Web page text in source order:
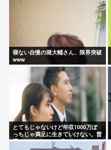
寝ない自慢の堀大輔さん、限界突破
www
とてもじゃないけど年収1000万ぽ
っちじゃ満足に生きていけない。普
通のマンションで2億。オワタ